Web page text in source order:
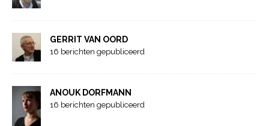
GERRIT VAN OORD
16 berichten gepubliceerd
ANOUK DORFMANN
16 berichten gepubliceerd